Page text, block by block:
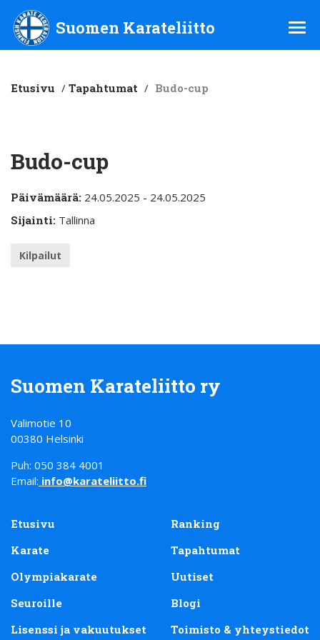
Suomen Karateliitto ry
Suomen Karateliitto
Etusivu / Tapahtumat / Budo-cup
Budo-cup
Päivämäärä: 24.05.2025 - 24.05.2025
Sijainti: Tallinna
Kilpailut
Suomen Karateliitto ry
Valimotie 10
00380 Helsinki
Puh: 050 384 4001
Email: info@karateliitto.fi
Etusivu
Karate
Olympiakarate
Seuroille
Lisenssi ja vakuutukset
Ranking
Tapahtumat
Uutiset
Blogi
Toimisto & yhteystiedot